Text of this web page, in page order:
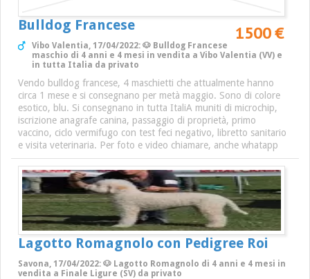
Bulldog Francese 1500 €
Vibo Valentia, 17/04/2022: 🐶 Bulldog Francese
maschio di 4 anni e 4 mesi in vendita a Vibo Valentia (VV) e
in tutta Italia da privato
Vendo bulldog francese, 4 maschietti che attualmente hanno
circa 1 mese e si consegnano per metà maggio. Sono di colore
esotico, blu. Si consegnano in tutta ItaliA muniti di microchip,
iscrizione anagrafe canina, passaggio di proprietà, primo
vaccino, ciclo vermifugo con test feci negativo, libretto sanitario
e visita veterinaria. Per foto e video chiamare, anche whatapp
Lagotto Romagnolo con Pedigree Roi
Savona, 17/04/2022: 🐶 Lagotto Romagnolo di 4 anni e 4 mesi in
vendita a Finale Ligure (SV) da privato